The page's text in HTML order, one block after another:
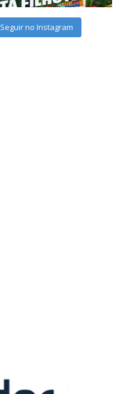
Seguir no Instagram